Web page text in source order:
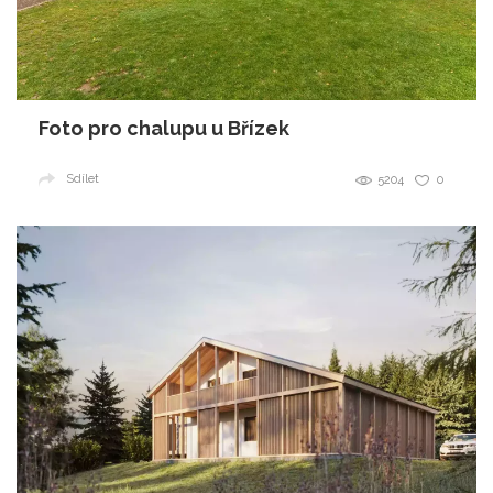
Foto pro chalupu u Břízek
0
5204
Sdílet